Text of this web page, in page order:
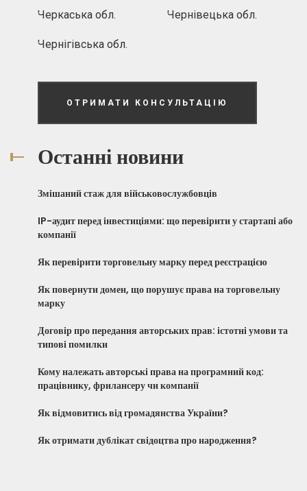
Черкаська обл. Чернівецька обл.
Чернігівська обл.
ОТРИМАТИ КОНСУЛЬТАЦІЮ
Останні новини
Змішаний стаж для військовослужбовців
IP-аудит перед інвестиціями: що перевірити у стартапі або
компанії
Як перевірити торговельну марку перед реєстрацією
Як повернути домен, що порушує права на торговельну
марку
Договір про передання авторських прав: істотні умови та
типові помилки
Кому належать авторські права на програмний код:
працівнику, фрилансеру чи компанії
Як відмовитись від громадянства України?
Як отримати дублікат свідоцтва про народження?